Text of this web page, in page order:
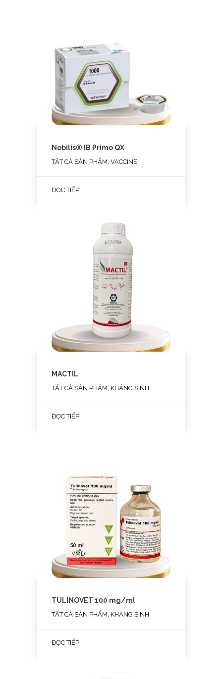
Nobilis® IB Primo QX
TẤT CẢ SẢN PHẨM, VACCINE
ĐỌC TIẾP
MACTIL
TẤT CẢ SẢN PHẨM, KHÁNG SINH
ĐỌC TIẾP
TULINOVET 100 mg/ml
TẤT CẢ SẢN PHẨM, KHÁNG SINH
ĐỌC TIẾP